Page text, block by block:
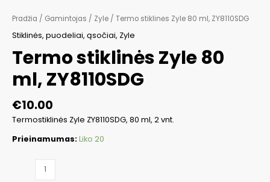
Pradžia / Gamintojas / Zyle / Termo stiklinės Zyle 80 ml, ZY8110SDG
Stiklinės, puodeliai, ąsočiai, Zyle
Termo stiklinės Zyle 80
ml, ZY8110SDG
€10.00
Termostiklinės Zyle ZY8110SDG, 80 ml, 2 vnt.
Prieinamumas:Liko 20
produkto